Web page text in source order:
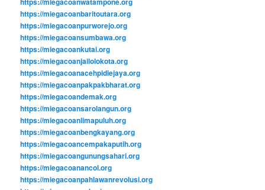
https://miegacoanbaritoutara.org
https://miegacoanpurworejo.org
https://miegacoansumbawa.org
https://miegacoankutai.org
https://miegacoanjailolokota.org
https://miegacoanacehpidiejaya.org
https://miegacoanpakpakbharat.org
https://miegacoandemak.org
https://miegacoansarolangun.org
https://miegacoanlimapuluh.org
https://miegacoanbengkayang.org
https://miegacoancempakaputih.org
https://miegacoangunungsahari.org
https://miegacoanancol.org
https://miegacoanpahlawanrevolusi.org